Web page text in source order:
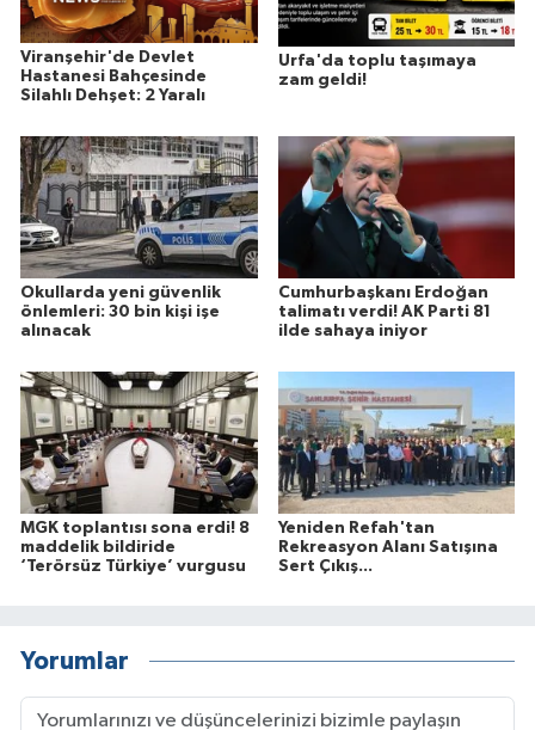
Viranşehir'de Devlet
Hastanesi Bahçesinde
Silahlı Dehşet: 2 Yaralı
Urfa'da toplu taşımaya
zam geldi!
Okullarda yeni güvenlik
önlemleri: 30 bin kişi işe
alınacak
Cumhurbaşkanı Erdoğan
talimatı verdi! AK Parti 81
ilde sahaya iniyor
MGK toplantısı sona erdi! 8
maddelik bildiride
‘Terörsüz Türkiye’ vurgusu
Yeniden Refah'tan
Rekreasyon Alanı Satışına
Sert Çıkış...
Yorumlar